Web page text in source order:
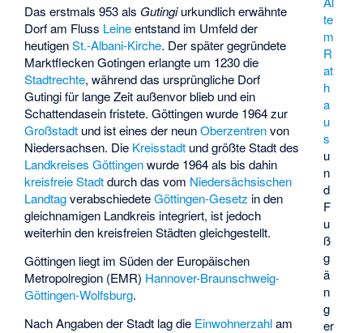
te
m
R
at
h
a
u
s
u
n
d
F
u
ß
g
ä
n
g
er
Das erstmals 953 als Gutingiurkundlich erwähnte
Dorf am Fluss Leineentstand im Umfeld der
heutigenSt.-Albani-Kirche. Der später gegründete
Marktflecken Gotingen erlangte um 1230 die
Stadtrechte, während das ursprüngliche Dorf
Gutingi für lange Zeit außenvor blieb und ein
Schattendasein fristete. Göttingen wurde 1964 zur
Großstadt und ist eines der neunOberzentrenvon
Niedersachsen. Die Kreisstadt und größte Stadt des
Landkreises Göttingenwurde 1964 als bis dahin
kreisfreie Stadtdurch das vom Niedersächsischen
LandtagverabschiedeteGöttingen-Gesetz in den
gleichnamigen Landkreis integriert, ist jedoch
weiterhin den kreisfreien Städten gleichgestellt.
Göttingen liegt im Süden der Europäischen
Metropolregion (EMR) Hannover-Braunschweig-
Göttingen-Wolfsburg.
Nach Angaben der Stadt lag die Einwohnerzahlam